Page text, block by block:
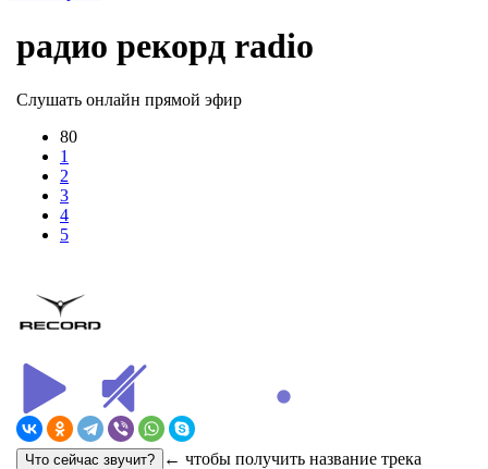
радио рекорд radio
Слушать онлайн прямой эфир
80
1
2
3
4
5
← чтобы получить название трека